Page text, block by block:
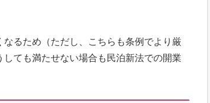
るため（ただし、こちらも条例でより厳
ても満たせない場合も民泊新法での開業